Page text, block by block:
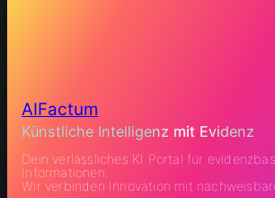
AIFactum
Künstliche Intelligenz mit Evidenz
Dein verlässliches KI Portal für
Informationen.
Wir verbinden Innovation mit